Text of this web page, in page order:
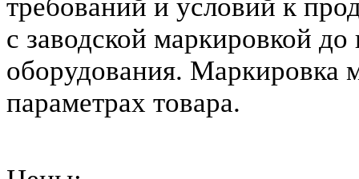
требований и условий к
с заводской маркировкой
оборудования. Маркировка
параметрах товара.